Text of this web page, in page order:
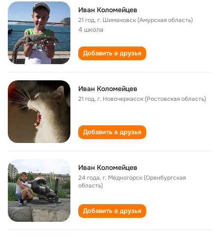
Иван Коломейцев
21 год,г. Шимановск (Амурская область)
4 школа
Добавить в друзья
Иван Коломейцев
21 год,г. Новочеркасск (Ростовская область)
Добавить в друзья
Иван Коломейцев
24 года,г. Медногорск (Оренбургская
область)
Добавить в друзья